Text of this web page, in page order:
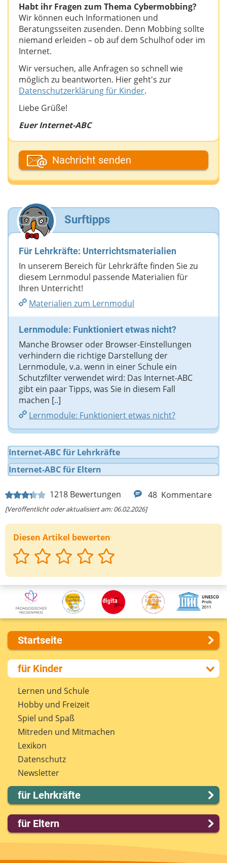
1218 Bewertungen 48 Kommentare
[Veröffentlicht oder aktualisiert am: 06.02.2026]
Diesen Artikel bewerten
Habt ihr Fragen zum Thema Cybermobbing?
Wir können euch Informationen und
Beratungsseiten zusenden. Denn Mobbing sollte
niemand erleiden – ob auf dem Schulhof oder im
Internet.
Wir versuchen, alle Anfragen so schnell wie
möglich zu beantworten. Hier geht's zur
Datenschutzerklärung für Kinder.
Liebe Grüße!
Euer Internet-ABC
Dein Vor- oder Spitzname
möchtest)
Deine Nachricht
Nachricht senden
Surftipps
Für Lehrkräfte: Unterrichtsmaterialien
In unserem Bereich für Lehrkräfte finden Sie zu
diesem Lernmodul passende Materialien für
Ihren Unterricht!
Materialien zum Lernmodul
Lernmodule: Funktioniert etwas nicht?
Manche Browser oder Browser-Einstellungen
verhindern die richtige Darstellung der
Lernmodule, v.a. wenn in einer Schule ein
Schutzfilter verwendet wird: Das Internet-ABC
gibt ein paar Tipps, was Sie in diesem Fall
machen [..]
Lernmodule: Funktioniert etwas nicht?
Internet-ABC für Lehrkräfte
Internet-ABC für Eltern
Startseite
Über uns
Presse
Kontakt
Impressum
Internet-ABC Sitemap
Barrierefreiheit
Länderprojekte
für Kinder
Lernen und Schule
Hobby und Freizeit
Spiel und Spaß
Mitreden und Mitmachen
Lexikon
Datenschutz
Newsletter
für Lehrkräfte
Lernmodule
Unterrichts­materialien
Praxishilfen
für Eltern
Spieletipps & Lernsoftware